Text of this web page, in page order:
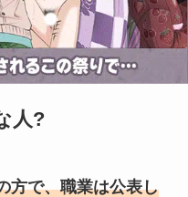
人?
方で、職業は公表し